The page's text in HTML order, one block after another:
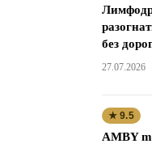
без
27.07.2026
★ 9.5
AMBY